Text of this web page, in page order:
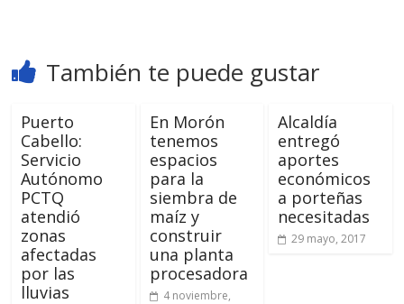
También te puede gustar
Puerto
Cabello:
Servicio
Autónomo
PCTQ
atendió
zonas
afectadas
por las
lluvias
En Morón
tenemos
espacios
para la
siembra de
maíz y
construir
una planta
procesadora
4 noviembre,
Alcaldía
entregó
aportes
económicos
a porteñas
necesitadas
29 mayo, 2017